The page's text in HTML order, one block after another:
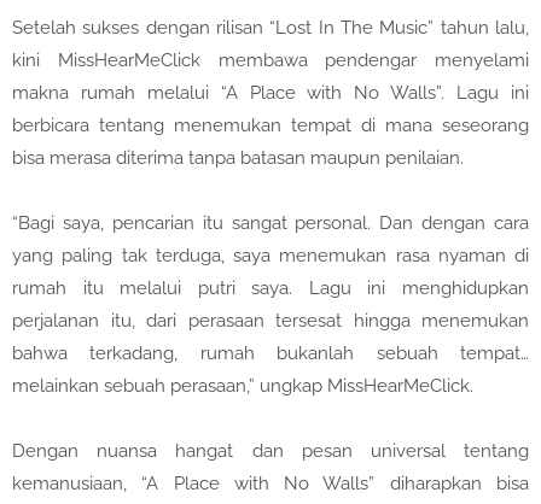
Setelah sukses dengan rilisan “Lost In The Music” tahun lalu,
kini MissHearMeClick membawa pendengar menyelami
makna rumah melalui “A Place with No Walls”. Lagu ini
berbicara tentang menemukan tempat di mana seseorang
bisa merasa diterima tanpa batasan maupun penilaian.
“Bagi saya, pencarian itu sangat personal. Dan dengan cara
yang paling tak terduga, saya menemukan rasa nyaman di
rumah itu melalui putri saya. Lagu ini menghidupkan
perjalanan itu, dari perasaan tersesat hingga menemukan
bahwa terkadang, rumah bukanlah sebuah tempat…
melainkan sebuah perasaan,” ungkap MissHearMeClick.
Dengan nuansa hangat dan pesan universal tentang
kemanusiaan, “A Place with No Walls” diharapkan bisa